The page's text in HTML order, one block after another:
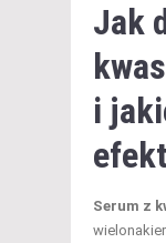
Jak
i
Serum z